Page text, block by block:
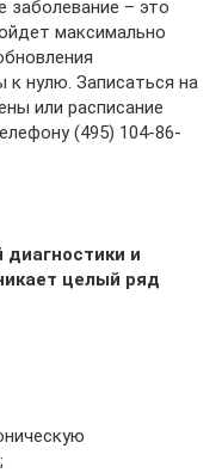
заболевание – это
максимально
к нулю. Записаться на
или расписание
(495) 104-86-
и
целый ряд